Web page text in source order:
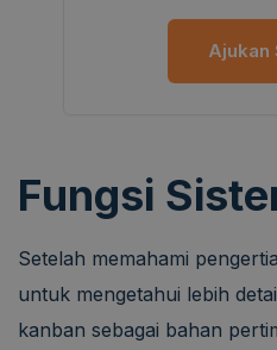
Ajukan
Fungsi
Setelah memahami
untuk mengetahui lebih
kanban sebagai bahan